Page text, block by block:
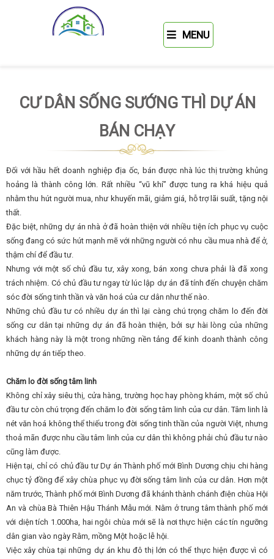
MENU
CƯ DÂN SỐNG SƯỚNG THÌ DỰ ÁN
BÁN CHẠY
Đối với hầu hết doanh nghiệp địa ốc, bán được nhà lúc thị trường khủng
hoảng là thành công lớn. Rất nhiều “vũ khí” được tung ra khá hiệu quả
nhằm thu hút người mua, như khuyến mãi, giảm giá, hỗ trợ lãi suất, tặng nội
thất.
Đặc biệt, những dự án nhà ở đã hoàn thiện với nhiều tiện ích phục vụ cuộc
sống đang có sức hút mạnh mẽ với những người có nhu cầu mua nhà để ở,
thậm chí để đầu tư.
Nhưng với một số chủ đầu tư, xây xong, bán xong chưa phải là đã xong
trách nhiệm. Có chủ đầu tư ngay từ lúc lập dự án đã tính đến chuyện chăm
sóc đời sống tinh thần và văn hoá của cư dân như thế nào.
Những chủ đầu tư có nhiều dự án thì lại càng chú trọng chăm lo đến đời
sống cư dân tại những dự án đã hoàn thiện, bởi sự hài lòng của những
khách hàng này là một trong những nền tảng để kinh doanh thành công
những dự án tiếp theo.
Chăm lo đời sống tâm linh
Không chỉ xây siêu thị, cửa hàng, trường học hay phòng khám, một số chủ
đầu tư còn chú trọng đến chăm lo đời sống tâm linh của cư dân. Tâm linh là
nét văn hoá không thể thiếu trong đời sống tinh thần của người Việt, nhưng
thoả mãn được nhu cầu tâm linh của cư dân thì không phải chủ đầu tư nào
cũng làm được.
Hiện tại, chỉ có chủ đầu tư Dự án Thành phố mới Bình Dương chịu chi hàng
chục tỷ đồng để xây chùa phục vụ đời sống tâm linh của cư dân. Hơn một
năm trước, Thành phố mới Bình Dương đã khánh thành chánh điện chùa Hội
An và chùa Bà Thiên Hậu Thánh Mẫu mới. Nằm ở trung tâm thành phố mới
với diện tích 1.000ha, hai ngôi chùa mới sẽ là nơi thực hiện các tín ngưỡng
dân gian vào ngày Rằm, mồng Một hoặc lễ hội.
Việc xây chùa tại những dự án khu đô thị lớn có thể thực hiện được vì có